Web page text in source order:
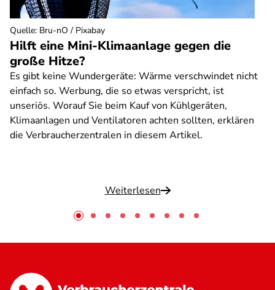
Hilft eine Mini-Klimaanlage gegen die
große Hitze?
Es gibt keine Wundergeräte: Wärme verschwindet nicht
einfach so. Werbung, die so etwas verspricht, ist
unseriös. Worauf Sie beim Kauf von Kühlgeräten,
Klimaanlagen und Ventilatoren achten sollten, erklären
die Verbraucherzentralen in diesem Artikel.
Weiterlesen
Quelle: Bru-nO / Pixabay